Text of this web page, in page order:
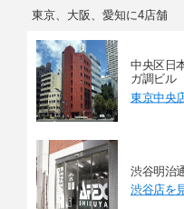
東京、大阪、愛知に4店舗
中央区日
ガ調ビル
東京中央
渋谷明治
渋谷店を